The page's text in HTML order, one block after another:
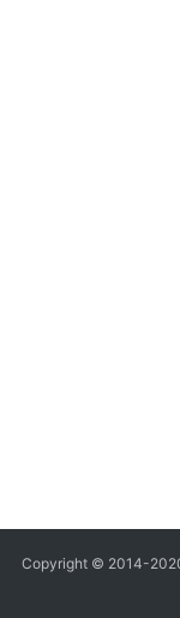
Copyright © 2014-2020